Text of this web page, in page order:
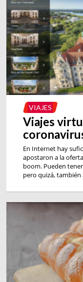
VIAJES
Viajes
En Internet hay
apostaron a la
boom. Pueden
pero quizá, también